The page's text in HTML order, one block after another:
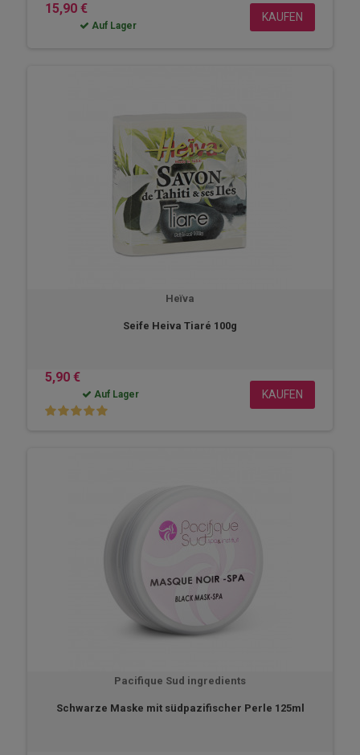
15,90 €
Auf Lager
KAUFEN
Heïva
Seife Heiva Tiaré 100g
5,90 €
Auf Lager KAUFEN
Pacifique Sud ingredients
Schwarze Maske mit südpazifischer Perle 125ml